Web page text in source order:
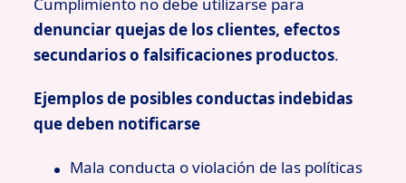
denunciar quejas de los clientes, efectos
secundarios o falsificaciones productos.
Ejemplos de posibles conductas indebidas
que deben notificarse
Mala conducta o violación de las políticas